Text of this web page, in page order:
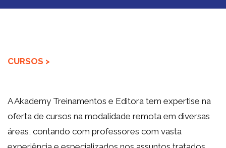
CURSOS >
A Akademy Treinamentos e Editora tem expertise na
oferta de cursos na modalidade remota em diversas
áreas, contando com professores com vasta